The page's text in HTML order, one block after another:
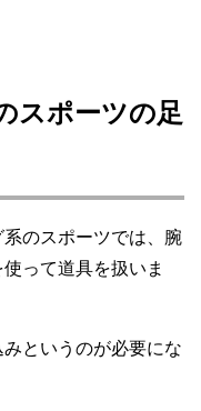
スポーツの足
のスポーツでは、腕
って道具を扱いま
というのが必要にな